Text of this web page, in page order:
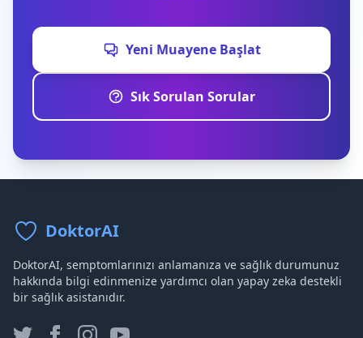
Yeni Muayene Başlat
Sık Sorulan Sorular
DoktorAI
DoktorAI, semptomlarınızı anlamanıza ve sağlık durumunuz
hakkında bilgi edinmenize yardımcı olan yapay zeka destekli
bir sağlık asistanıdır.